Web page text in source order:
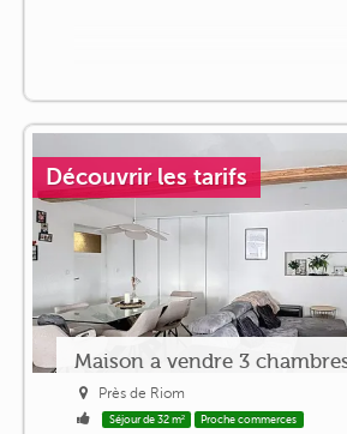
Découvrir les tarifs
Maison a vendre 3
Près de Riom
Séjour de 32 m² Proche commerces